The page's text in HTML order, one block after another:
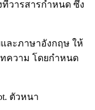
วารสารกำหนด ซึ่ง
ะภาษาอังกฤษ ให้
ทความ โดยกำหนด
ตัวหนา